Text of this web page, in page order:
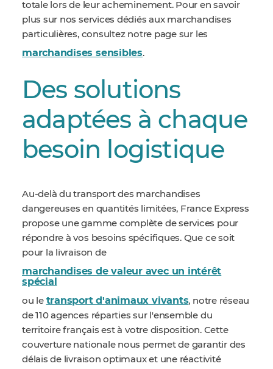
totale lors de leur acheminement. Pour en savoir
plus sur nos services dédiés aux marchandises
particulières, consultez notre page sur les
marchandises sensibles.
Des solutions
adaptées à chaque
besoin logistique
Au-delà du transport des marchandises
dangereuses en quantités limitées, France Express
propose une gamme complète de services pour
répondre à vos besoins spécifiques. Que ce soit
pour la livraison de
marchandises de valeur avec un intérêt
spécial
ou le transport d'animaux vivants, notre réseau
de 110 agences réparties sur l'ensemble du
territoire français est à votre disposition. Cette
couverture nationale nous permet de garantir des
délais de livraison optimaux et une réactivité